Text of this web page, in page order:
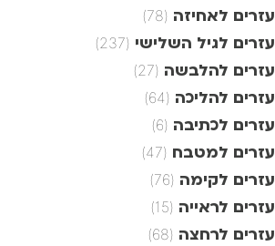
עזרים לאחיזה (78)
עזרים לגיל השלישי (237)
עזרים להלבשה (27)
עזרים להליכה (64)
עזרים לכתיבה (6)
עזרים למטבח (47)
עזרים לקימה (76)
עזרים לראייה (15)
עזרים לרחצה (68)